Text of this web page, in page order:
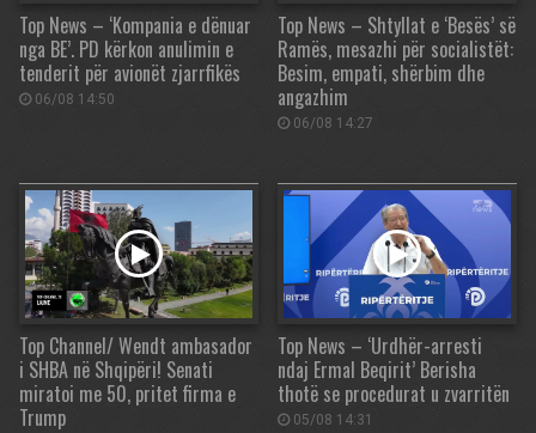
Top News – ‘Kompania e dënuar
nga BE’. PD kërkon anulimin e
tenderit për avionët zjarrfikës
06/08 14:50
Top News – Shtyllat e ‘Besës’ së
Ramës, mesazhi për socialistët:
Besim, empati, shërbim dhe
angazhim
06/08 14:27
Top Channel/ Wendt ambasador
i SHBA në Shqipëri! Senati
miratoi me 50, pritet firma e
Trump
Top News – ‘Urdhër-arresti
ndaj Ermal Beqirit’ Berisha
thotë se procedurat u zvarritën
05/08 14:31